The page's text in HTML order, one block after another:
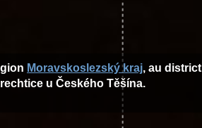
Moravskoslezský kraj, au district
u Českého Těšína.